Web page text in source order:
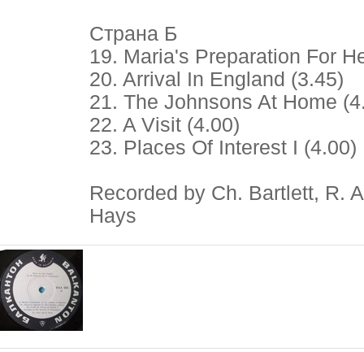
Страна Б
19. Maria's Preparation For
20. Arrival In England (3.45)
21. The Johnsons At Home
22. A Visit (4.00)
23. Places Of Interest I (4.00)
Recorded by Ch. Bartlett, R.
Hays